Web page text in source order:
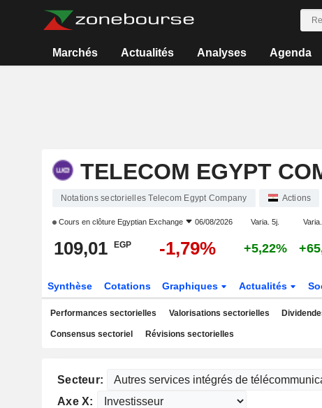
Marchés Actualités Analyses Agenda
TELECOM EGYPT
Notations sectorielles Telecom Egypt Company Actions
Cours en clôture Egyptian Exchange 06/08/2026 Varia. 5j.
109,01 EGP -1,79% +5,22%
Synthèse Cotations Graphiques Actualités
Performances sectorielles Valorisations sectorielles
Consensus sectoriel Révisions sectorielles
Secteur:
Axe X: